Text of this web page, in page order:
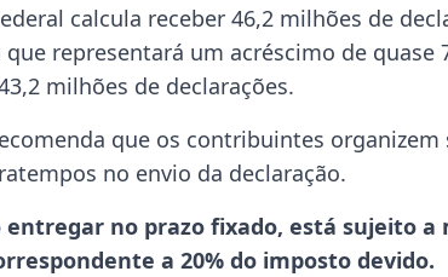
calcula receber 46,2 milhões de
que representará um acréscimo de
milhões de declarações.
que os contribuintes
no envio da declaração.
entregar no prazo fixado, está sujeito a
a 20% do imposto devido.